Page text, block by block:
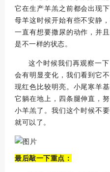
它在生产羊羔之前都会出现
母羊这时候开始有些不安静
一直有想要撒尿的动作，并
是不一样的状态。
这个时候我们再观察一
会有明显变化，我们看到它
现红色比较明亮。 小尾寒羊
它躺在地上，四条腿伸直，
小羊羔了。 我们这个时候不
就可以了。
最后敲一下重点：